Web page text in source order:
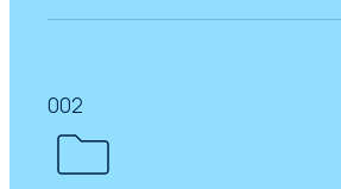
002